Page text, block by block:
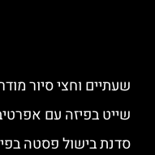
שעתיים וחצי סיור
שייט בפיזה עם
סדנת בישול פסטה